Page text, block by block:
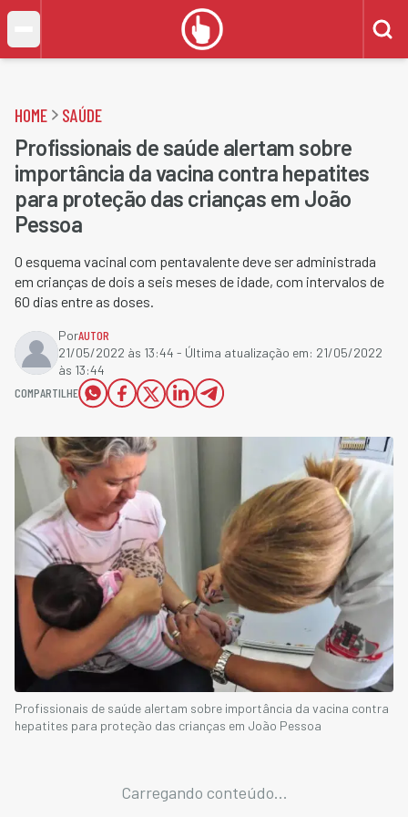
HOME SAÚDE
Profissionais de saúde alertam sobre
importância da vacina contra hepatites
para proteção das crianças em João
Pessoa
O esquema vacinal com pentavalente deve ser administrada
em crianças de dois a seis meses de idade, com intervalos de
60 dias entre as doses.
PorAUTOR
21/05/2022 às 13:44 - Última atualização em: 21/05/2022
às 13:44
COMPARTILHE
Profissionais de saúde alertam sobre importância da vacina contra
hepatites para proteção das crianças em João Pessoa
Carregando conteúdo...